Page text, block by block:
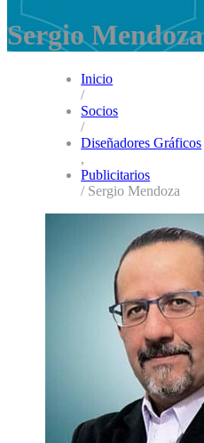
Sergio Mendoza
Inicio
/
Socios
/
Diseñadores Gráficos
,
Publicitarios
/ Sergio Mendoza